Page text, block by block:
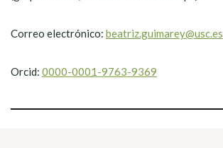
Correo electrónico: beatriz.guimarey@usc.es
Orcid: 0000-0001-9763-9369